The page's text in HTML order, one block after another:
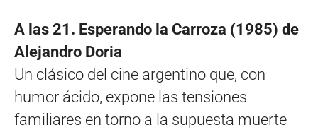
A las 21. Esperando la Carroza (1985) de
Alejandro Doria
Un clásico del cine argentino que, con
humor ácido, expone las tensiones
familiares en torno a la supuesta muerte